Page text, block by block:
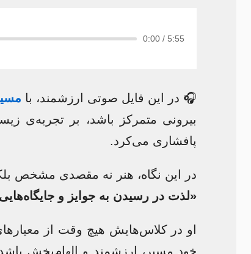
0:00 / 5:55
🎧 در این فایل صوتی ارزشمند، با
بیرونی متمرکز باشد، بر تجربه‌ی
پافشاری می‌کرد.
در این نگاه، هنر نه مقصدی مشخص
«لذت در رسیدن به جوایز و
او در کلاس‌هایش هیچ وقت از
خود مسیر، ارزشمند و الهام‌بخش باشد.